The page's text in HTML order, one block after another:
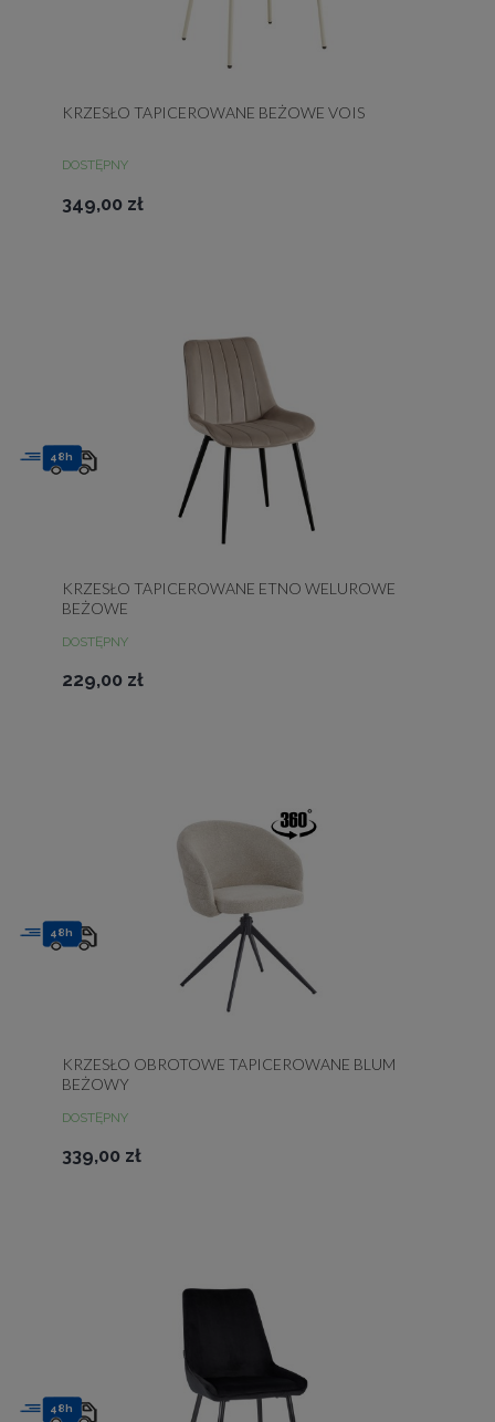
KRZESŁO TAPICEROWANE BEŻOWE VOIS
DOSTĘPNY
349,00 zł
KRZESŁO TAPICEROWANE ETNO WELUROWE
BEŻOWE
DOSTĘPNY
229,00 zł
48h
KRZESŁO OBROTOWE TAPICEROWANE BLUM
BEŻOWY
DOSTĘPNY
339,00 zł
48h
48h